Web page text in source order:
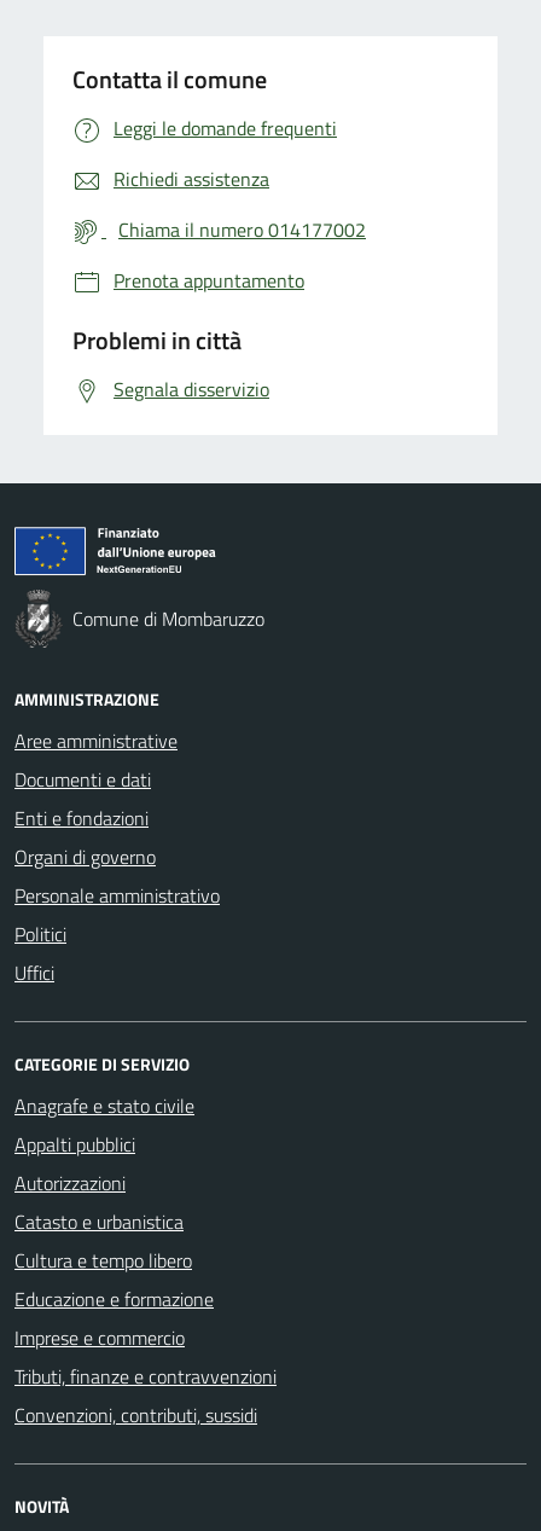
Contatta il comune
Leggi le domande frequenti
Richiedi assistenza
Chiama il numero 014177002
Prenota appuntamento
Problemi in città
Segnala disservizio
Comune di Mombaruzzo
AMMINISTRAZIONE
Aree amministrative
Documenti e dati
Enti e fondazioni
Organi di governo
Personale amministrativo
Politici
Uffici
CATEGORIE DI SERVIZIO
Anagrafe e stato civile
Appalti pubblici
Autorizzazioni
Catasto e urbanistica
Cultura e tempo libero
Educazione e formazione
Imprese e commercio
Tributi, finanze e contravvenzioni
Convenzioni, contributi, sussidi
NOVITÀ